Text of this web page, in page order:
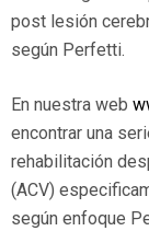
post lesión
según Perfetti.
En nuestra web
encontrar una
rehabilitación
(ACV)
según enfoque